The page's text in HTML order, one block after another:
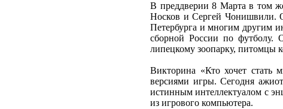
В преддверии 8 Марта в том
Носков и Сергей Чонишвили.
Петербурга и многим другим
сборной России по футболу.
липецкому зоопарку, питомцы
Викторина «Кто хочет стать
версиями игры. Сегодня
истинным интеллектуалом с
из игрового компьютера.